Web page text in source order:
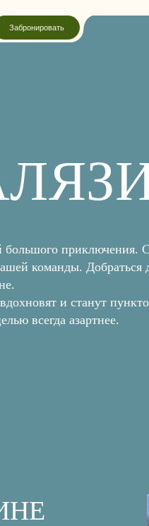
приключения.
команды. Добраться
и станут
всегда азартнее.